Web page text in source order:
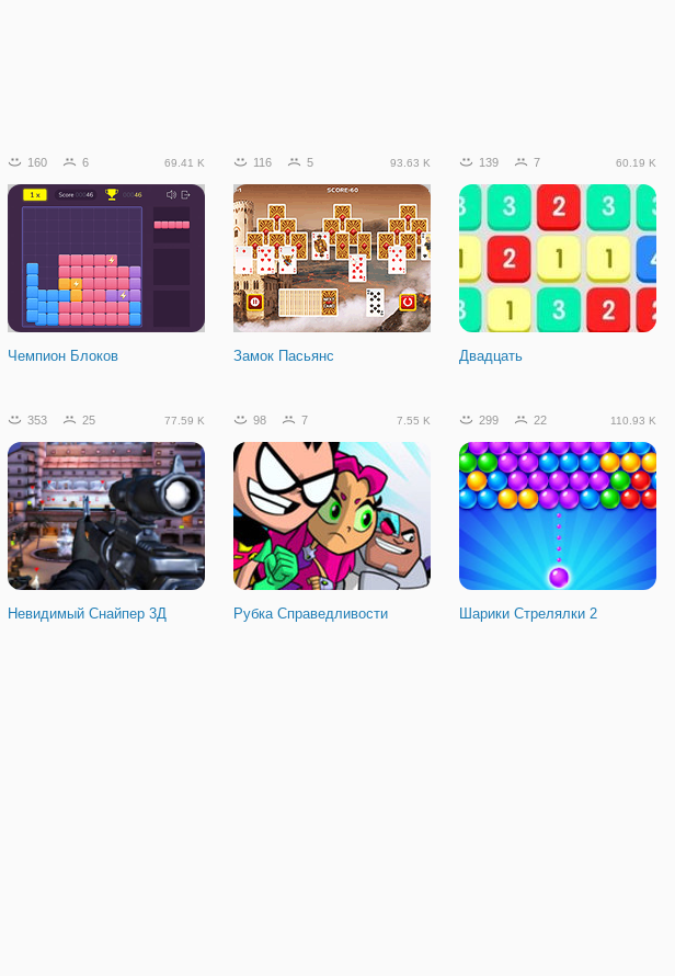
160 6 69.41 K
Чемпион Блоков
116 5 93.63 K
Замок Пасьянс
139 7 60.19 K
Двадцать
353 25 77.59 K
Невидимый Снайпер 3Д
98 7 7.55 K
Рубка Справедливости
299 22 110.93 K
Шарики Стрелялки 2